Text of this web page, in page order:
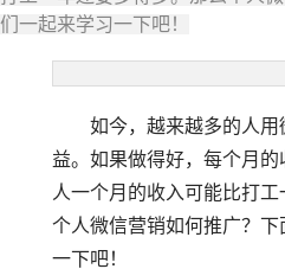
们一起来学习一下吧！
如今，越来越多的人用
益。如果做得好，每个月
人一个月的收入可能比打
个人微信营销如何推广？
一下吧！